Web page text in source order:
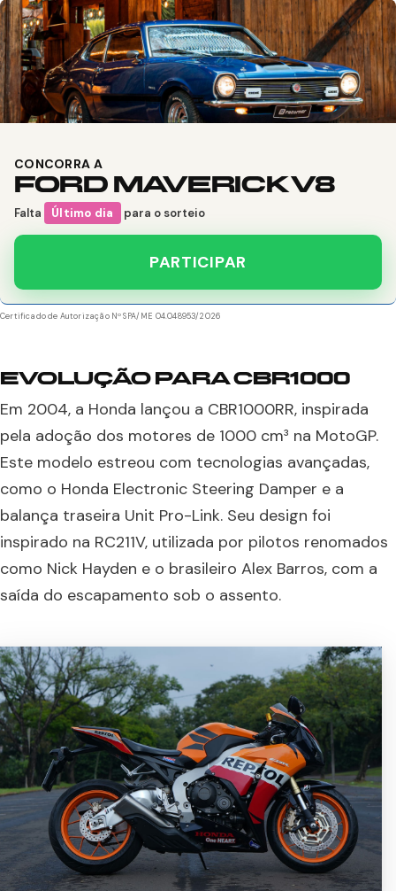
CONCORRA A
FORD MAVERICK V8
Falta Último dia para o sorteio
PARTICIPAR
Certificado de Autorização Nº SPA/ME 04.048953/2026
EVOLUÇÃO PARA CBR1000
Em 2004, a Honda lançou a CBR1000RR, inspirada
pela adoção dos motores de 1000 cm³ na MotoGP.
Este modelo estreou com tecnologias avançadas,
como o Honda Electronic Steering Damper e a
balança traseira Unit Pro-Link. Seu design foi
inspirado na RC211V, utilizada por pilotos renomados
como Nick Hayden e o brasileiro Alex Barros, com a
saída do escapamento sob o assento.